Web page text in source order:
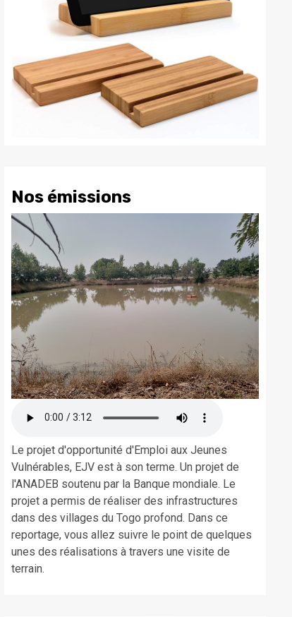
Nos émissions
Le projet d'opportunité d'Emploi aux Jeunes
Vulnérables, EJV est à son terme. Un projet de
l'ANADEB soutenu par la Banque mondiale. Le
projet a permis de réaliser des infrastructures
dans des villages du Togo profond. Dans ce
reportage, vous allez suivre le point de quelques
unes des réalisations à travers une visite de
terrain.